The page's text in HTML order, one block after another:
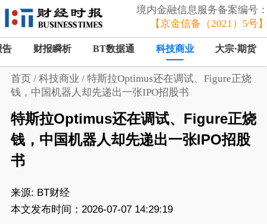
境内金融信息服务备案编号
【京金信备（2021）5号
告 财报瞬析 BT数据通 科技商业 大宗·期货
首页/ 科技商业 / 特斯拉Optimus还在调试、Figure正烧
钱，中国机器人却先递出一张IPO招股书
特斯拉Optimus还在调试、Figure正烧
钱，中国机器人却先递出一张IPO招股
书
来源: BT财经
本文发布时间：2026-07-07 14:29:19